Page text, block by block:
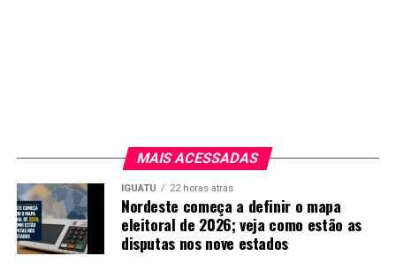
MAIS ACESSADAS
IGUATU 22 horas atrás
Nordeste começa a definir o mapa
eleitoral de 2026; veja como estão as
disputas nos nove estados